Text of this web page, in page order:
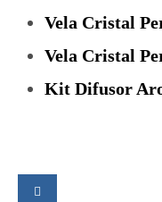
Vela Cristal
Vela Cristal
Kit Difusor